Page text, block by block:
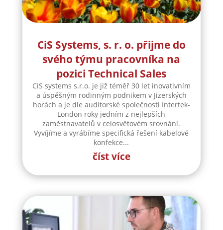
CiS Systems, s. r. o. přijme do
svého týmu pracovníka na
pozici Technical Sales
CiS systems s.r.o. je již téměř 30 let inovativním
a úspěšným rodinným podnikem v Jizerských
horách a je dle auditorské společnosti Intertek-
London roky jedním z nejlepších
zaměstnavatelů v celosvětovém srovnání.
Vyvíjíme a vyrábíme specifická řešení kabelové
konfekce...
číst více